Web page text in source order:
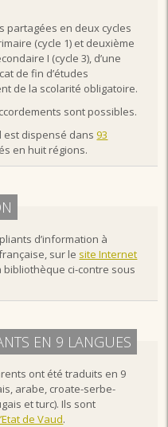
partagées en deux cycles
(cycle 1) et deuxième
I (cycle 3), d’une
de fin d’études
de la scolarité obligatoire.
sont possibles.
est dispensé dans93
en huit régions.
d’information à
sur le site Internet
bibliothèque ci-contre sous
EN 9 LANGUES
ont été traduits en 9
arabe, croate-serbe-
et turc). Ils sont
de Vaud.